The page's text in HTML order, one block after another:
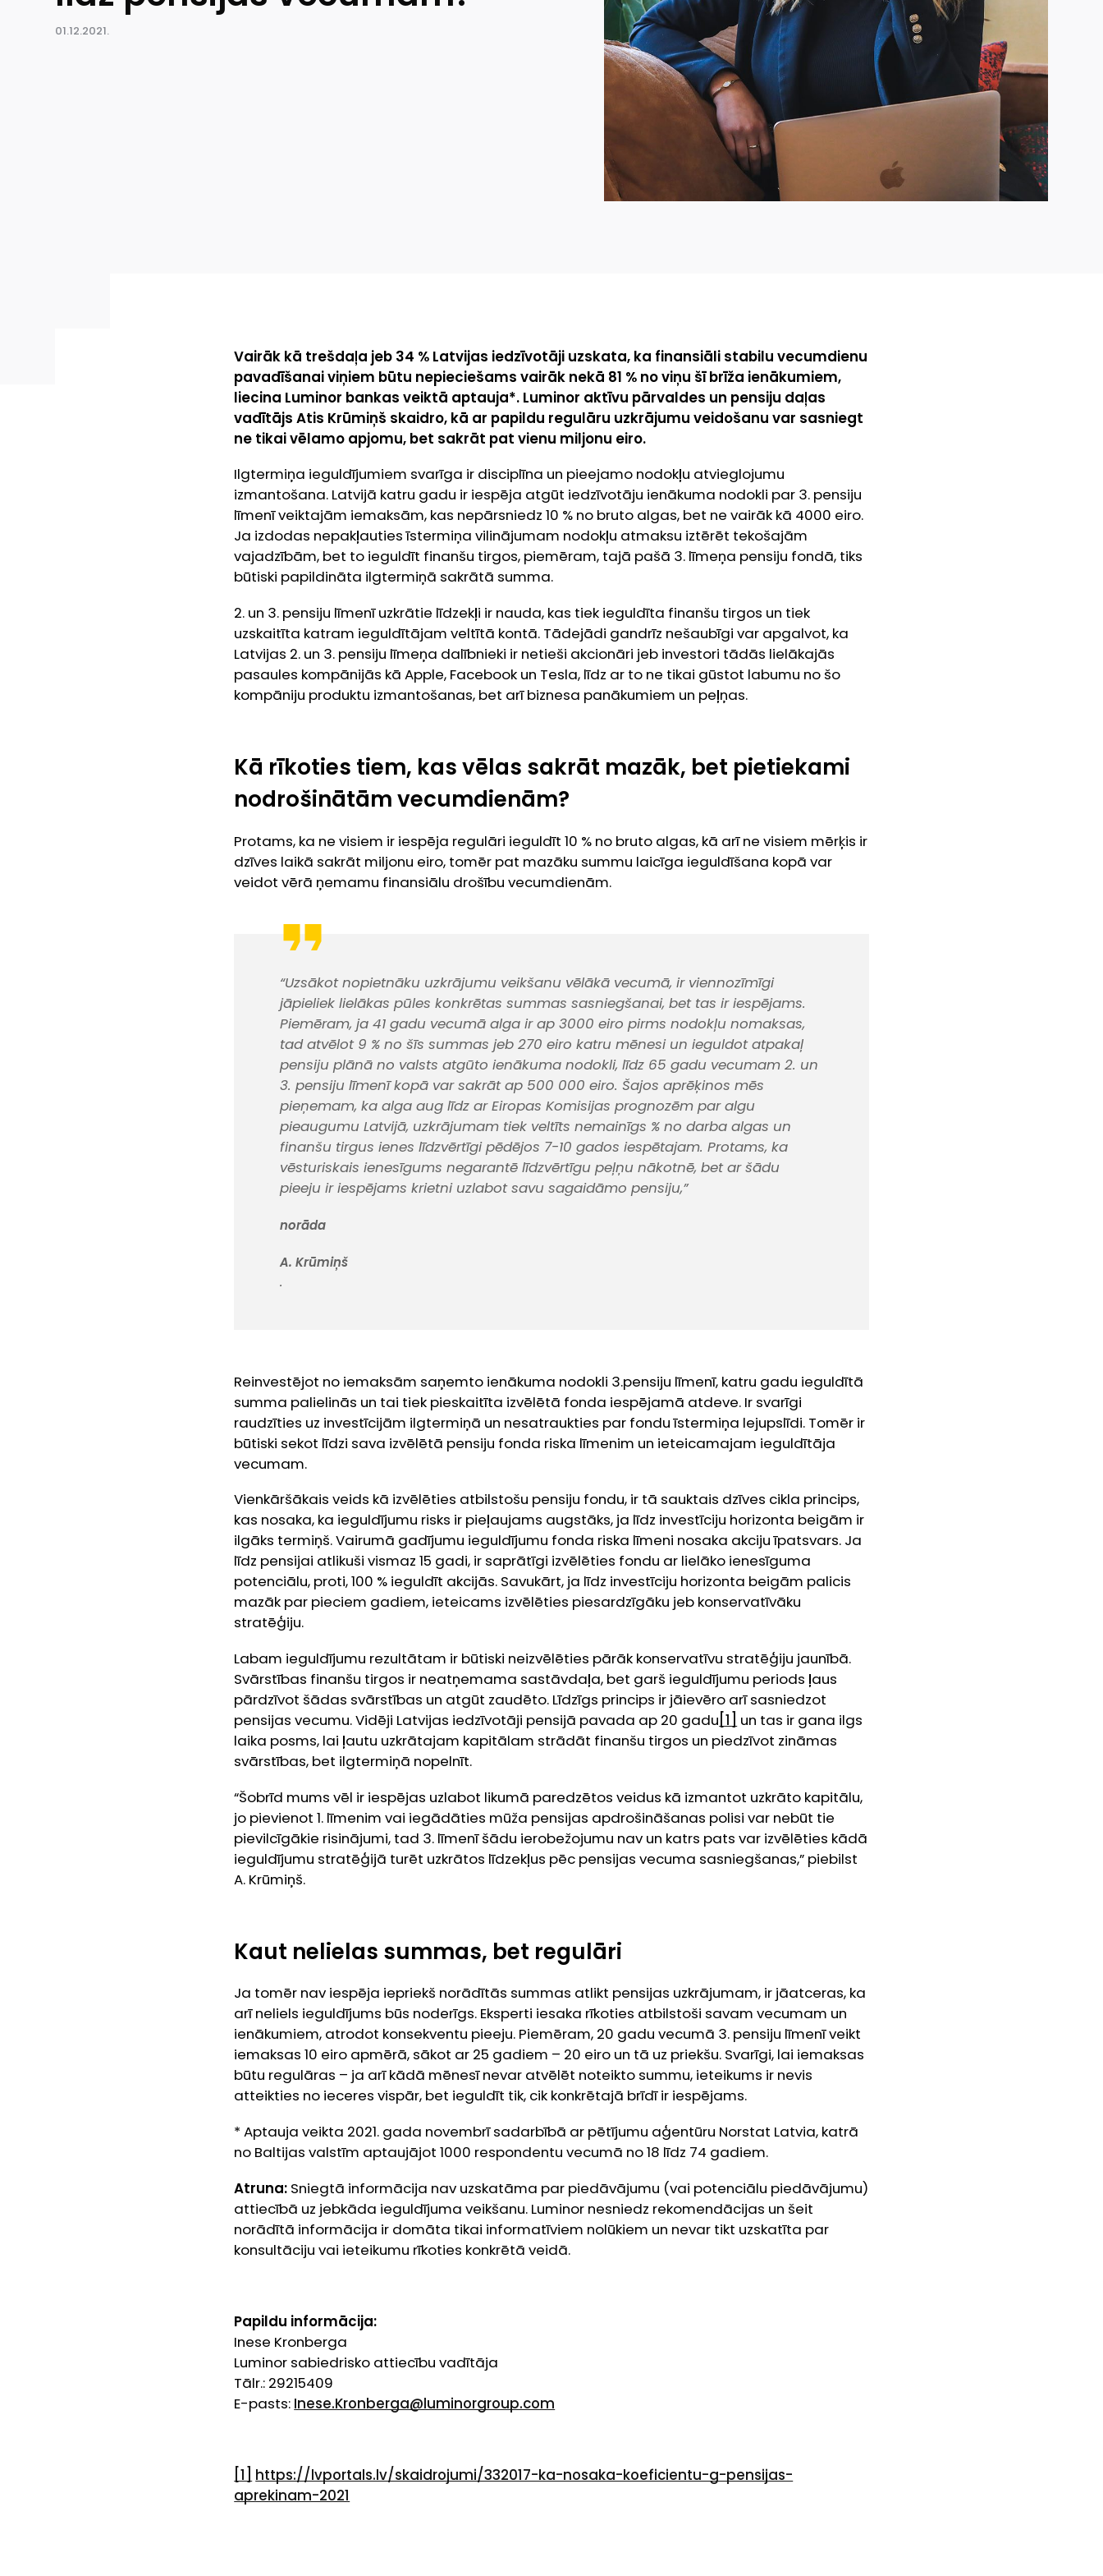
01.12.2021.
Vairāk kā trešdaļa jeb 34 % Latvijas iedzīvotāji uzskata, ka finansiāli stabilu vecumdienu
pavadīšanai viņiem būtu nepieciešams vairāk nekā 81 % no viņu šī brīža ienākumiem,
liecina Luminor bankas veiktā aptauja*. Luminor aktīvu pārvaldes un pensiju daļas
vadītājs Atis Krūmiņš skaidro, kā ar papildu regulāru uzkrājumu veidošanu var sasniegt
ne tikai vēlamo apjomu, bet sakrāt pat vienu miljonu eiro.
Ilgtermiņa ieguldījumiem svarīga ir disciplīna un pieejamo nodokļu atvieglojumu
izmantošana. Latvijā katru gadu ir iespēja atgūt iedzīvotāju ienākuma nodokli par 3. pensiju
līmenī veiktajām iemaksām, kas nepārsniedz 10 % no bruto algas, bet ne vairāk kā 4000 eiro.
Ja izdodas nepakļauties īstermiņa vilinājumam nodokļu atmaksu iztērēt tekošajām
vajadzībām, bet to ieguldīt finanšu tirgos, piemēram, tajā pašā 3. līmeņa pensiju fondā, tiks
būtiski papildināta ilgtermiņā sakrātā summa.
2. un 3. pensiju līmenī uzkrātie līdzekļi ir nauda, kas tiek ieguldīta finanšu tirgos un tiek
uzskaitīta katram ieguldītājam veltītā kontā. Tādejādi gandrīz nešaubīgi var apgalvot, ka
Latvijas 2. un 3. pensiju līmeņa dalībnieki ir netieši akcionāri jeb investori tādās lielākajās
pasaules kompānijās kāApple, Facebook un Tesla, līdz ar to ne tikai gūstot labumu no šo
kompāniju produktu izmantošanas, bet arī biznesa panākumiem un peļņas.
Kā rīkoties tiem, kas vēlas sakrāt mazāk, bet pietiekami
nodrošinātām vecumdienām?
Protams, ka ne visiem ir iespēja regulāri ieguldīt 10 % no bruto algas, kā arī ne visiem mērķis ir
dzīves laikā sakrāt miljonu eiro, tomēr pat mazāku summu laicīga ieguldīšana kopā var
veidot vērā ņemamu finansiālu drošību vecumdienām.
“Uzsākot nopietnāku uzkrājumu veikšanu vēlākā vecumā, ir viennozīmīgi
jāpieliek lielākas pūles konkrētas summas sasniegšanai, bet tas ir iespējams.
Piemēram, ja 41 gadu vecumā alga ir ap 3000 eiro pirms nodokļu nomaksas,
tad atvēlot 9 % no šīs summas jeb 270 eiro katru mēnesi un ieguldot atpakaļ
pensiju plānā no valsts atgūto ienākuma nodokli, līdz 65 gadu vecumam 2. un
3. pensiju līmenī kopā var sakrāt ap 500 000 eiro. Šajos aprēķinos mēs
pieņemam, ka alga aug līdz ar Eiropas Komisijas prognozēm par algu
pieaugumu Latvijā, uzkrājumam tiek veltīts nemainīgs % no darba algas un
finanšu tirgus ienes līdzvērtīgi pēdējos 7-10 gados iespētajam. Protams, ka
vēsturiskais ienesīgums negarantē līdzvērtīgu peļņu nākotnē, bet ar šādu
pieeju ir iespējams krietni uzlabot savu sagaidāmo pensiju,”
norāda
A. Krūmiņš
.
Reinvestējot no iemaksām saņemto ienākuma nodokli 3.pensiju līmenī, katru gadu ieguldītā
summa palielinās un tai tiek pieskaitīta izvēlētā fonda iespējamā atdeve. Ir svarīgi
raudzīties uz investīcijām ilgtermiņā un nesatraukties par fondu īstermiņa lejupslīdi. Tomēr ir
būtiski sekot līdzi sava izvēlētā pensiju fonda riska līmenim un ieteicamajam ieguldītāja
vecumam.
Vienkāršākais veids kā izvēlēties atbilstošu pensiju fondu, ir tā sauktais dzīves cikla princips,
kas nosaka, ka ieguldījumu risks ir pieļaujams augstāks, ja līdz investīciju horizonta beigām ir
ilgāks termiņš. Vairumā gadījumu ieguldījumu fonda riska līmeni nosaka akciju īpatsvars. Ja
līdz pensijai atlikuši vismaz 15 gadi, ir saprātīgi izvēlēties fondu ar lielāko ienesīguma
potenciālu, proti, 100 % ieguldīt akcijās. Savukārt, ja līdz investīciju horizonta beigām palicis
mazāk par pieciem gadiem, ieteicams izvēlēties piesardzīgāku jeb konservatīvāku
stratēģiju.
Labam ieguldījumu rezultātam ir būtiski neizvēlēties pārāk konservatīvu stratēģiju jaunībā.
Svārstības finanšu tirgos ir neatņemama sastāvdaļa, bet garš ieguldījumu periods ļaus
pārdzīvot šādas svārstības un atgūt zaudēto. Līdzīgs princips ir jāievēro arī sasniedzot
pensijas vecumu. Vidēji Latvijas iedzīvotāji pensijā pavada ap 20 gadu [1]
un tas ir gana ilgs
laika posms, lai ļautu uzkrātajam kapitālam strādāt finanšu tirgos un piedzīvot zināmas
svārstības, bet ilgtermiņā nopelnīt.
“Šobrīd mums vēl ir iespējas uzlabot likumā paredzētos veidus kā izmantot uzkrāto kapitālu,
jo pievienot 1. līmenim vai iegādāties mūža pensijas apdrošināšanas polisi var nebūt tie
pievilcīgākie risinājumi, tad 3. līmenī šādu ierobežojumu nav un katrs pats var izvēlēties kādā
ieguldījumu stratēģijā turēt uzkrātos līdzekļus pēc pensijas vecuma sasniegšanas,” piebilst
A. Krūmiņš.
Kaut nelielas summas, bet regulāri
Ja tomēr nav iespēja iepriekš norādītās summas atlikt pensijas uzkrājumam, ir jāatceras, ka
arī neliels ieguldījums būs noderīgs. Eksperti iesaka rīkoties atbilstoši savam vecumam un
ienākumiem, atrodot konsekventu pieeju. Piemēram, 20 gadu vecumā 3. pensiju līmenī veikt
iemaksas 10 eiro apmērā, sākot ar 25 gadiem – 20 eiro un tā uz priekšu. Svarīgi, lai iemaksas
būtu regulāras – ja arī kādā mēnesī nevar atvēlēt noteikto summu, ieteikums ir nevis
atteikties no ieceres vispār, bet ieguldīt tik, cik konkrētajā brīdī ir iespējams.
* Aptauja veikta 2021. gada novembrī sadarbībā ar pētījumu aģentūru Norstat Latvia, katrā
no Baltijas valstīm aptaujājot 1000 respondentu vecumā no 18 līdz 74 gadiem.
Atruna: Sniegtā informācija nav uzskatāma par piedāvājumu (vai potenciālu piedāvājumu)
attiecībā uz jebkāda ieguldījuma veikšanu. Luminor nesniedz rekomendācijas un šeit
norādītā informācija ir domāta tikai informatīviem nolūkiem un nevar tikt uzskatīta par
konsultāciju vai ieteikumu rīkoties konkrētā veidā.
Papildu informācija:
Inese Kronberga
Luminor sabiedrisko attiecību vadītāja
Tālr.: 29215409
E-pasts: Inese.Kronberga@luminorgroup.com
[1]
https://lvportals.lv/skaidrojumi/332017-ka-nosaka-koeficientu-g-pensijas-
aprekinam-2021